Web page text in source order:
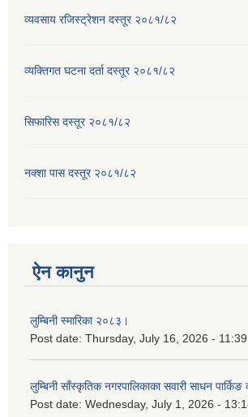
व्यवसाय रजिस्ट्रेशन दस्तूर २०८१/८२
व्यक्तिगत घटना दर्ता दस्तूर २०८१/८२
सिफारिस दस्तूर २०८१/८२
नक्शा पास दस्तूर २०८१/८२
ऐन कानुन
लुम्बिनी स्मारिका २०८३।
Post date: Thursday, July 16, 2026 - 11:39
लुम्बिनी साँस्कृतिक नगरपालिकाका सवारी साधन पार्किङ
Post date: Wednesday, July 1, 2026 -